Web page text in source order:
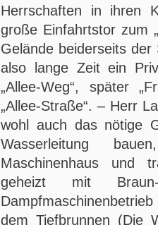
Herrschaften in ihren
große Einfahrtstor zum
Gelände beiderseits
also lange Zeit ein
„Allee-Weg“, später
„Allee-Straße“. – Herr
wohl auch das nötige
Wasserleitung
Maschinenhaus und
geheizt mit
dem Tiefbrunnen (Die